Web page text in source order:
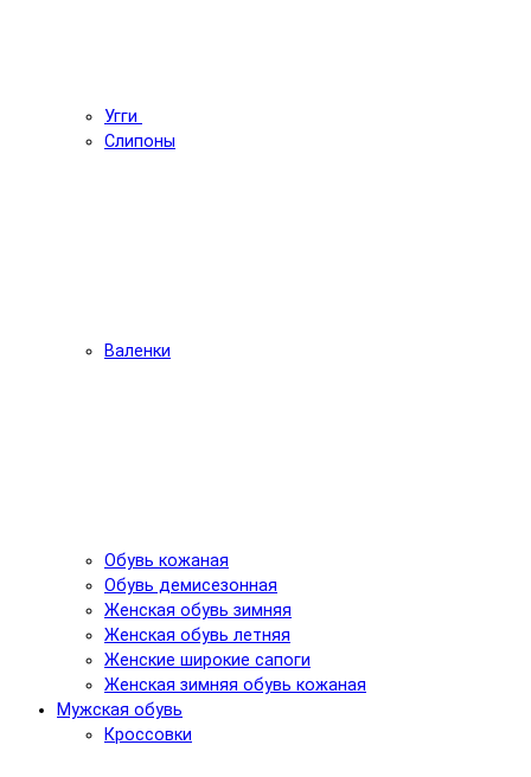
Угги
Слипоны
Валенки
Обувь кожаная
Обувь демисезонная
Женская обувь зимняя
Женская обувь летняя
Женские широкие сапоги
Женская зимняя обувь кожаная
Мужская обувь
Кроссовки